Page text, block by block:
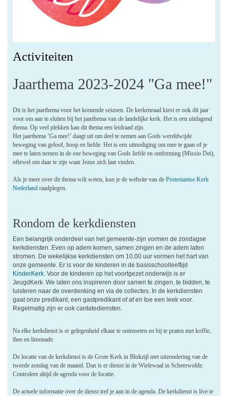
Activiteiten
Jaarthema 2023-2024 "Ga mee!"
Dit is het jaarthema voor het komende seizoen. De kerkenraad kiest er ook dit jaar
voor om aan te sluiten bij het jaarthema van de landelijke kerk. Het is een uitdagend
thema. Op veel plekken kan dit thema een leidraad zijn.
Het jaarthema ‘Ga mee!’ daagt uit om deel te nemen aan Gods wereldwijde
beweging van geloof, hoop en liefde. Het is een uitnodiging om mee te gaan of je
mee te laten nemen in de ene beweging van Gods liefde en ontferming (Missio Dei),
oftewel om daar te zijn waar Jezus zich laat vinden.
Als je meer over dit thema wilt weten, kun je de website van deProtestantse Kerk
Nederland raadplegen.
Rondom de kerkdiensten
Een belangrijk onderdeel van het gemeente-zijn vormen de zondagse
kerkdiensten. Even op adem komen, samen zingen en de adem laten
stromen. De wekelijkse kerkdiensten om 10.00 uur vormen het hart van
onze gemeente. Er is voor de kinderen in de basisschoolleeftijd
KinderKerk. Voor de kinderen op het voortgezet onderwijs is er
JeugdKerk. We laten ons inspireren door samen te zingen, te bidden, te
luisteren naar de overdenking en via de collectes. In de kerkdiensten
gaat onze predikant, een gastpredikant of af en toe een leek voor.
Regelmatig zijn er ook cantatediensten.
Na elke kerkdienst is er gelegenheid elkaar te ontmoeten en bij te praten met koffie,
thee en limonade.
De locatie van de kerkdienst is de Grote Kerk in Blokzijl met uitzondering van de
tweede zondag van de maand. Dan is er dienst in de Wielewaal in Scheerwolde.
Controleer altijd de agenda voor de locatie.
De actuele informatie over de dienst tref je aan in de agenda. De kerkdienst is live te